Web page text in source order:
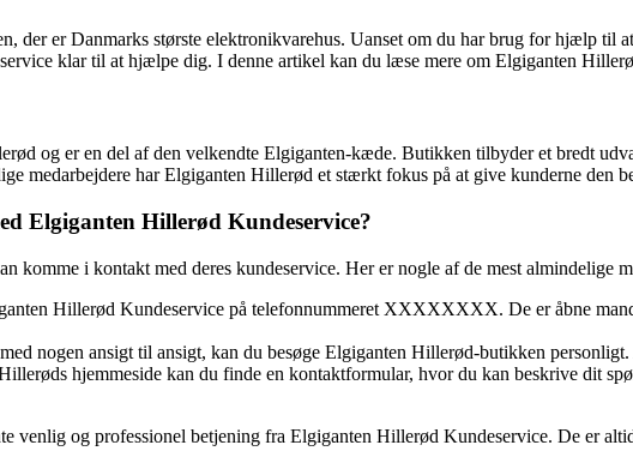
der er Danmarks største elektronikvarehus. Uanset om du har brug for hjælp til
klar til at hjælpe dig. I denne artikel kan du læse mere om Elgiganten
og er en del af den velkendte Elgiganten-kæde. Butikken tilbyder et bredt
medarbejdere har Elgiganten Hillerød et stærkt fokus på at give kunderne den
Elgiganten Hillerød Kundeservice?
komme i kontakt med deres kundeservice. Her er nogle af de mest almindelige
Hillerød Kundeservice på telefonnummeret XXXXXXXX. De er åbne
nogen ansigt til ansigt, kan du besøge Elgiganten Hillerød-butikken
hjemmeside kan du finde en kontaktformular, hvor du kan beskrive dit
venlig og professionel betjening fra Elgiganten Hillerød Kundeservice. De er